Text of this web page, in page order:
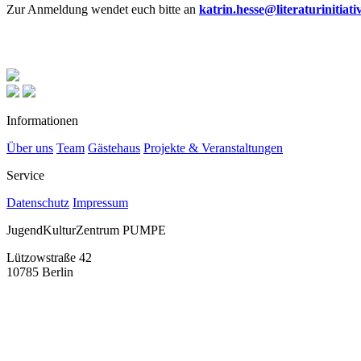
Zur Anmeldung wendet euch bitte an
Informationen
Über uns Team Gästehaus Projekte & Veranstaltungen
Service
Datenschutz Impressum
JugendKulturZentrum PUMPE
Lützowstraße 42
10785 Berlin